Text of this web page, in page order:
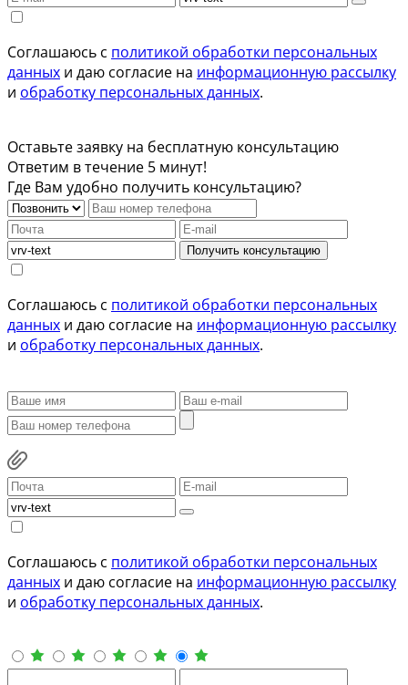
Соглашаюсь с политикой обработки персональных
данных и даю согласие на информационную рассылку
и обработку персональных данных.
Оставьте заявку на бесплатную консультацию
Ответим в течение 5 минут!
Где Вам удобно получить консультацию?
Получить консультацию
Соглашаюсь с политикой обработки персональных
данных и даю согласие на информационную рассылку
и обработку персональных данных.
Соглашаюсь с политикой обработки персональных
данных и даю согласие на информационную рассылку
и обработку персональных данных.